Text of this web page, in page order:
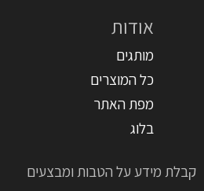
אודות
מותגים
כל המוצרים
מפת האתר
בלוג
קבלת מידע על הטבות ומבצעים